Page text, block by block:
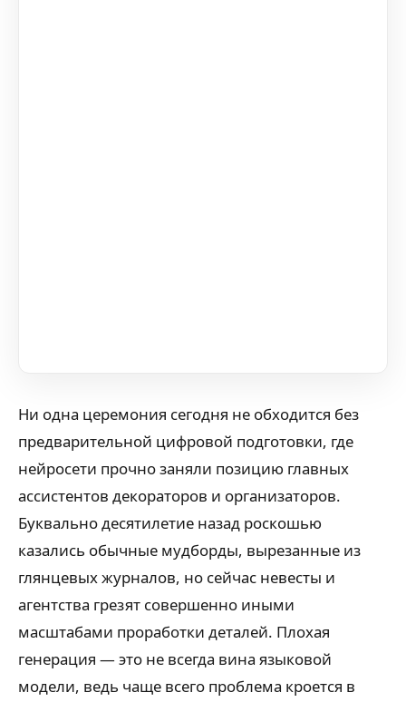
Ни одна церемония сегодня не обходится без
предварительной цифровой подготовки, где
нейросети прочно заняли позицию главных
ассистентов декораторов и организаторов.
Буквально десятилетие назад роскошью
казались обычные мудборды, вырезанные из
глянцевых журналов, но сейчас невесты и
агентства грезят совершенно иными
масштабами проработки деталей. Плохая
генерация — это не всегда вина языковой
модели, ведь чаще всего проблема кроется в